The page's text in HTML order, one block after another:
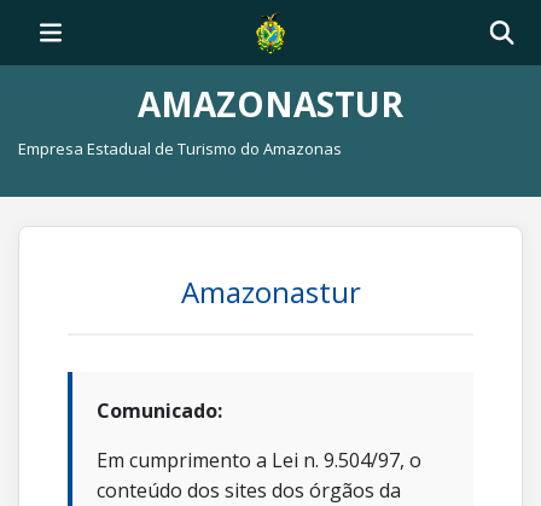
AMAZONASTUR
Empresa Estadual de Turismo do Amazonas
Amazonastur
Comunicado:
Em cumprimento a Lei n. 9.504/97, o
conteúdo dos sites dos órgãos da